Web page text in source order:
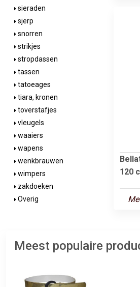
sieraden
sjerp
snorren
strikjes
stropdassen
tassen
tatoeages
tiara, kronen
toverstafjes
vleugels
waaiers
wapens
wenkbrauwen
wimpers
zakdoeken
Overig
120
Meest populaire